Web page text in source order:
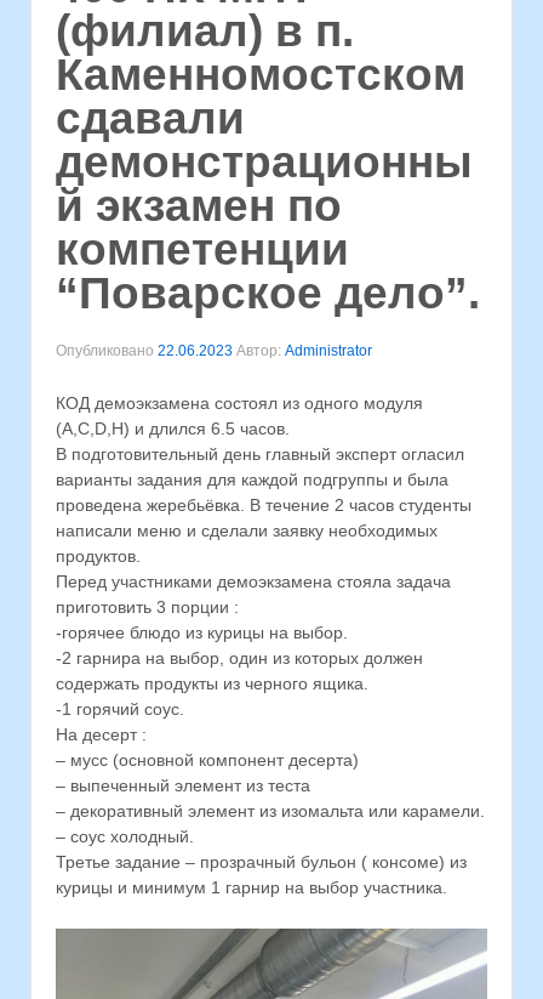
(филиал) в п.
Каменномостском
сдавали
демонстрационны
й экзамен по
компетенции
“Поварское дело”.
Опубликовано 22.06.2023 Автор: Administrator
КОД демоэкзамена состоял из одного модуля
(A,C,D,H) и длился 6.5 часов.
В подготовительный день главный эксперт огласил
варианты задания для каждой подгруппы и была
проведена жеребьёвка. В течение 2 часов студенты
написали меню и сделали заявку необходимых
продуктов.
Перед участниками демоэкзамена стояла задача
приготовить 3 порции :
-горячее блюдо из курицы на выбор.
-2 гарнира на выбор, один из которых должен
содержать продукты из черного ящика.
-1 горячий соус.
На десерт :
– мусс (основной компонент десерта)
– выпеченный элемент из теста
– декоративный элемент из изомальта или карамели.
– соус холодный.
Третье задание – прозрачный бульон ( консоме) из
курицы и минимум 1 гарнир на выбор участника.